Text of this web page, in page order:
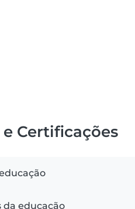
Certificações
da educação